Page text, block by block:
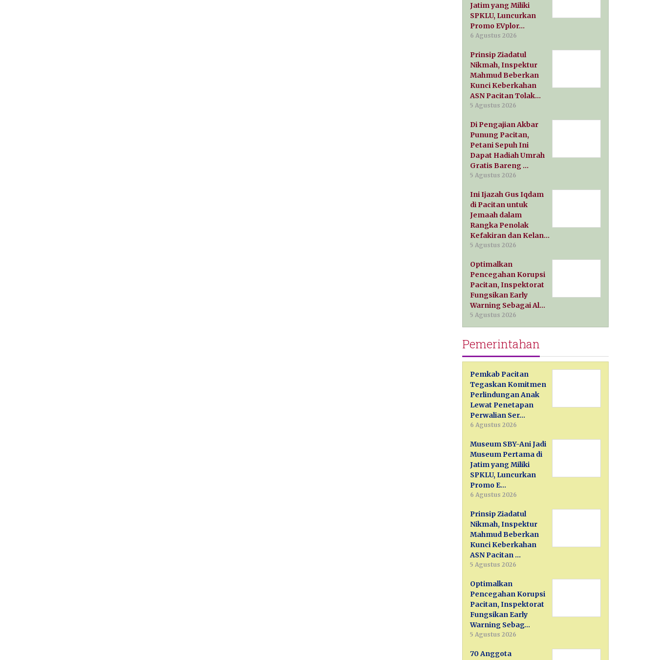
Jatim yang Miliki
SPKLU, Luncurkan
Promo EVplor…
6 Agustus 2026
Prinsip Ziadatul
Nikmah, Inspektur
Mahmud Beberkan
Kunci Keberkahan
ASN Pacitan Tolak…
5 Agustus 2026
Di Pengajian Akbar
Punung Pacitan,
Petani Sepuh Ini
Dapat Hadiah Umrah
Gratis Bareng …
5 Agustus 2026
Ini Ijazah Gus Iqdam
di Pacitan untuk
Jemaah dalam
Rangka Penolak
Kefakiran dan Kelan…
5 Agustus 2026
Optimalkan
Pencegahan Korupsi
Pacitan, Inspektorat
Fungsikan Early
Warning Sebagai Al…
5 Agustus 2026
Pemerintahan
Pemkab Pacitan
Tegaskan Komitmen
Perlindungan Anak
Lewat Penetapan
Perwalian Ser…
6 Agustus 2026
Museum SBY-Ani Jadi
Museum Pertama di
Jatim yang Miliki
SPKLU, Luncurkan
Promo E…
6 Agustus 2026
Prinsip Ziadatul
Nikmah, Inspektur
Mahmud Beberkan
Kunci Keberkahan
ASN Pacitan …
5 Agustus 2026
Optimalkan
Pencegahan Korupsi
Pacitan, Inspektorat
Fungsikan Early
Warning Sebag…
5 Agustus 2026
70 Anggota